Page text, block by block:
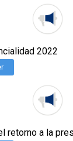
2022
retorno a la